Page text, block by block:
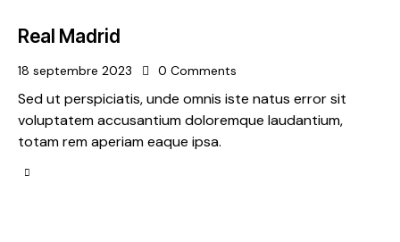
Real Madrid
18 septembre 2023 0 Comments
Sed ut perspiciatis, unde omnis iste natus error sit
voluptatem accusantium doloremque laudantium,
totam rem aperiam eaque ipsa.